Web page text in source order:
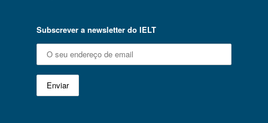
Subscrever a newsletter do IELT